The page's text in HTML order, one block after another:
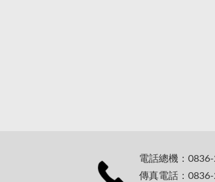
電話總機：
傳真電話：